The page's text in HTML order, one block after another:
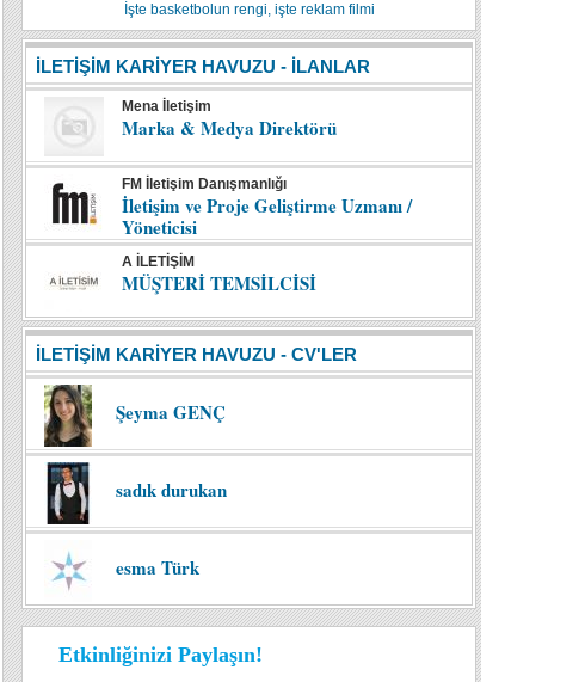
İşte basketbolun rengi, işte reklam filmi
İLETİŞİM KARİYER HAVUZU - İLANLAR
Mena İletişim
Marka & Medya Direktörü
FM İletişim Danışmanlığı
İletişim ve Proje Geliştirme Uzmanı /
Yöneticisi
A İLETİŞİM
MÜŞTERİ TEMSİLCİSİ
İLETİŞİM KARİYER HAVUZU - CV'LER
Şeyma GENÇ
sadık durukan
esma Türk
Etkinliğinizi Paylaşın!